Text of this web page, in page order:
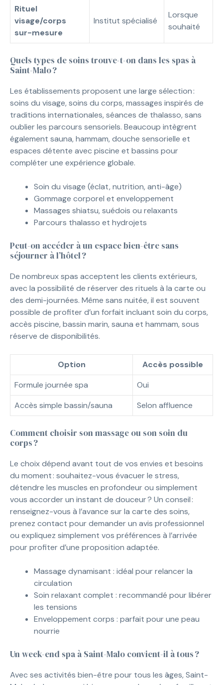
Rituel
visage/corps
sur-mesure
Institut spécialisé
Lorsque
souhaité
Quels types de soins trouve-t-on dans les spas à
Saint-Malo ?
Les établissements proposent une large sélection :
soins du visage, soins du corps, massages inspirés de
traditions internationales, séances de thalasso, sans
oublier les parcours sensoriels. Beaucoup intègrent
également sauna, hammam, douche sensorielle et
espaces détente avec piscine et bassins pour
compléter une expérience globale.
Soin du visage (éclat, nutrition, anti-âge)
Gommage corporel et enveloppement
Massages shiatsu, suédois ou relaxants
Parcours thalasso et hydrojets
Peut-on accéder à un espace bien-être sans
séjourner à l’hôtel ?
De nombreux spas acceptent les clients extérieurs,
avec la possibilité de réserver des rituels à la carte ou
des demi-journées. Même sans nuitée, il est souvent
possible de profiter d’un forfait incluant soin du corps,
accès piscine, bassin marin, sauna et hammam, sous
réserve de disponibilités.
Option
Accès possible
Formule journée spa
Oui
Accès simple bassin/sauna
Selon affluence
Comment choisir son massage ou son soin du
corps ?
Le choix dépend avant tout de vos envies et besoins
du moment : souhaitez-vous évacuer le stress,
détendre les muscles en profondeur ou simplement
vous accorder un instant de douceur ? Un conseil :
renseignez-vous à l’avance sur la carte des soins,
prenez contact pour demander un avis professionnel
ou expliquez simplement vos préférences à l’arrivée
pour profiter d’une proposition adaptée.
Massage dynamisant : idéal pour relancer la
circulation
Soin relaxant complet : recommandé pour libérer
les tensions
Enveloppement corps : parfait pour une peau
nourrie
Un week-end spa à Saint-Malo convient-il à tous ?
Avec ses activités bien-être pour tous les âges, Saint-